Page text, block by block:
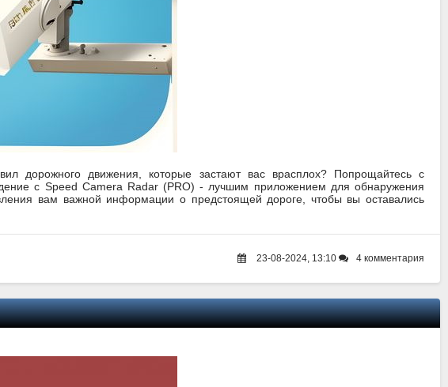
дорожного движения, которые застают вас врасплох? Попрощайтесь с
с Speed Camera Radar (PRO) - лучшим приложением для обнаружения
вам важной информации о предстоящей дороге, чтобы вы оставались
23-08-2024, 13:10 4 комментария